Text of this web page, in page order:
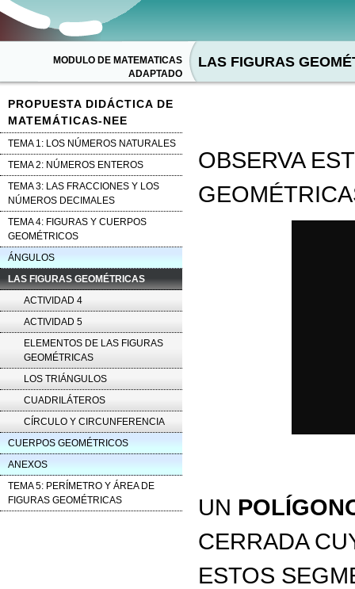
MODULO DE MATEMATICAS
ADAPTADO
PROPUESTA DIDÁCTICA DE
MATEMÁTICAS-NEE
TEMA 1: LOS NÚMEROS NATURALES
TEMA 2: NÚMEROS ENTEROS
TEMA 3: LAS FRACCIONES Y LOS
NÚMEROS DECIMALES
TEMA 4: FIGURAS Y CUERPOS
GEOMÉTRICOS
ÁNGULOS
LAS FIGURAS GEOMÉTRICAS
ACTIVIDAD 4
ACTIVIDAD 5
ELEMENTOS DE LAS FIGURAS
GEOMÉTRICAS
LOS TRIÁNGULOS
CUADRILÁTEROS
CÍRCULO Y CIRCUNFERENCIA
CUERPOS GEOMÉTRICOS
ANEXOS
TEMA 5: PERÍMETRO Y ÁREA DE
FIGURAS GEOMÉTRICAS
LAS FIGURAS
OBSERVA
UN
CERRADA
ESTOS